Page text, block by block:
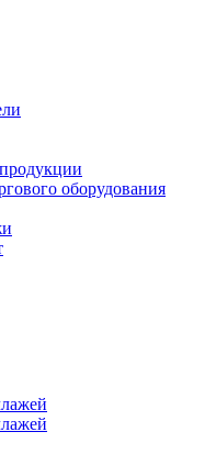
оборудования